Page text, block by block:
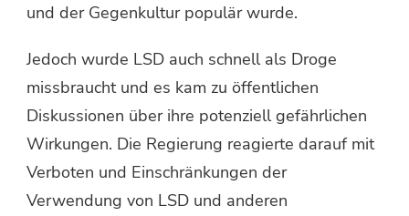
und der Gegenkultur populär wurde.
Jedoch wurde LSD auch schnell als Droge
missbraucht und es kam zu öffentlichen
Diskussionen über ihre potenziell gefährlichen
Wirkungen. Die Regierung reagierte darauf mit
Verboten und Einschränkungen der
Verwendung von LSD und anderen